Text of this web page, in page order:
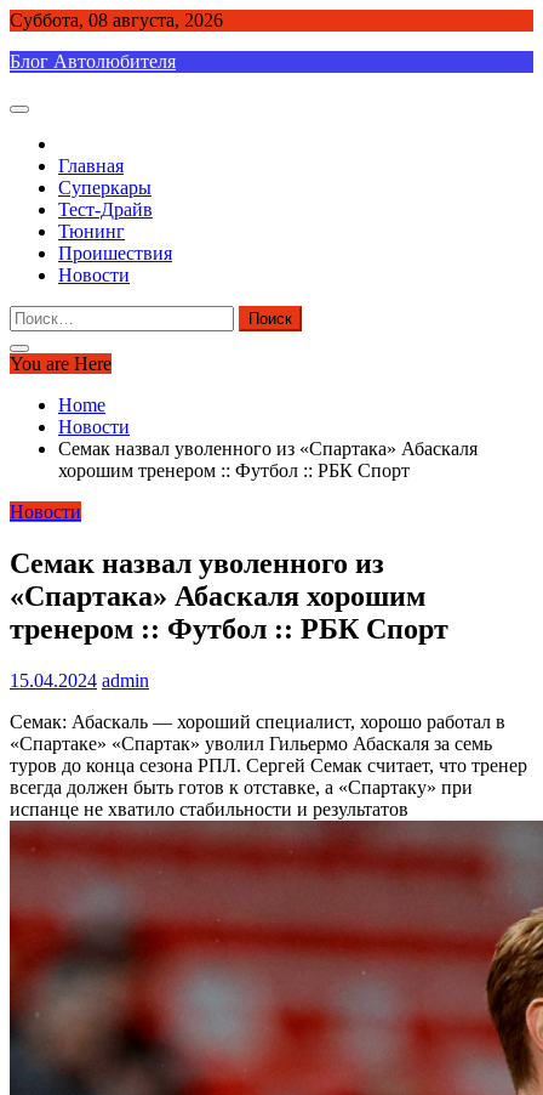
Skip
content
Суббота, 08 августа, 2026
Блог Автолюбителя
Главная
Суперкары
Тест-Драйв
Тюнинг
Проишествия
Новости
Найти:
You are Here
Home
Новости
Семак назвал уволенного из «Спартака» Абаскаля
хорошим тренером :: Футбол :: РБК Спорт
Новости
Семак назвал уволенного из
«Спартака» Абаскаля хорошим
тренером :: Футбол :: РБК Спорт
15.04.2024 admin
Семак: Абаскаль — хороший специалист, хорошо работал в
«Спартаке» «Спартак» уволил Гильермо Абаскаля за семь
туров до конца сезона РПЛ. Сергей Семак считает, что тренер
всегда должен быть готов к отставке, а «Спартаку» при
испанце не хватило стабильности и результатов